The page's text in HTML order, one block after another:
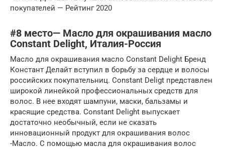
покупателей — Рейтинг 2020
#8 место— Масло для окрашивания масло
Constant Delight, Италия-Россия
Масло для окрашивания масло Constant Delight Бренд
Констант Делайт вступил в борьбу за сердце и волосы
российских покупательниц. Constant Deligt представлен
широкой линейкой профессиональных средств для
волос. В нее входят шампуни, маски, бальзамы и
красящие средства. Constant Delight выпускает
достаточно необычный, если не сказать
инновационный продукт для окрашивания волос
-Масло. С помощью масла для окрашивания волос